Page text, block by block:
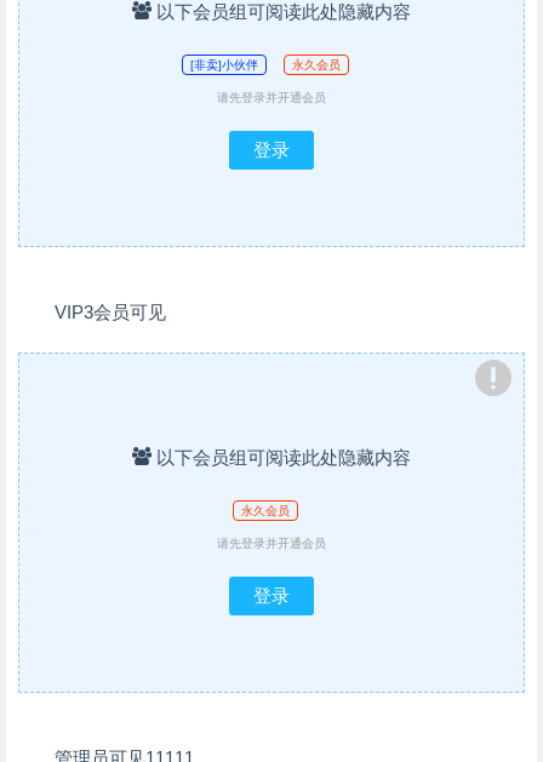
以下会员组可阅读此处隐藏内容
[非卖]小伙伴 永久会员
请先登录并开通会员
登录
VIP3会员可见
以下会员组可阅读此处隐藏内容
永久会员
请先登录并开通会员
登录
管理员可见11111